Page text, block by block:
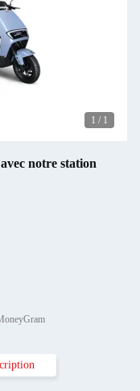
1 / 1
notre station